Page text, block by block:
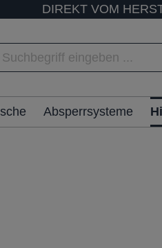
DIREKT VOM
Absperrsysteme